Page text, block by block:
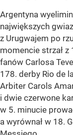
Argentyna
największych
z Urugwajem po
momencie strzał
fanów Carlosa
178. derby Rio de
Arbiter Carols
i dwie czerwone
w 5. minucie
a wyrównał w 18.